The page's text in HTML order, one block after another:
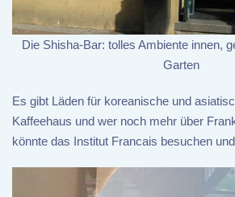
Die Shisha-Bar: tolles Ambiente innen,
Garten
Es gibt Läden für koreanische und
Kaffeehaus und wer noch mehr über
könnte das Institut Francais besuchen